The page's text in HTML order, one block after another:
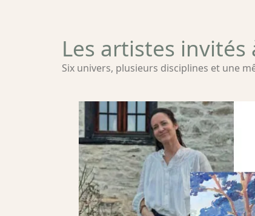
Les artistes invités
Six univers, plusieurs disciplines et une